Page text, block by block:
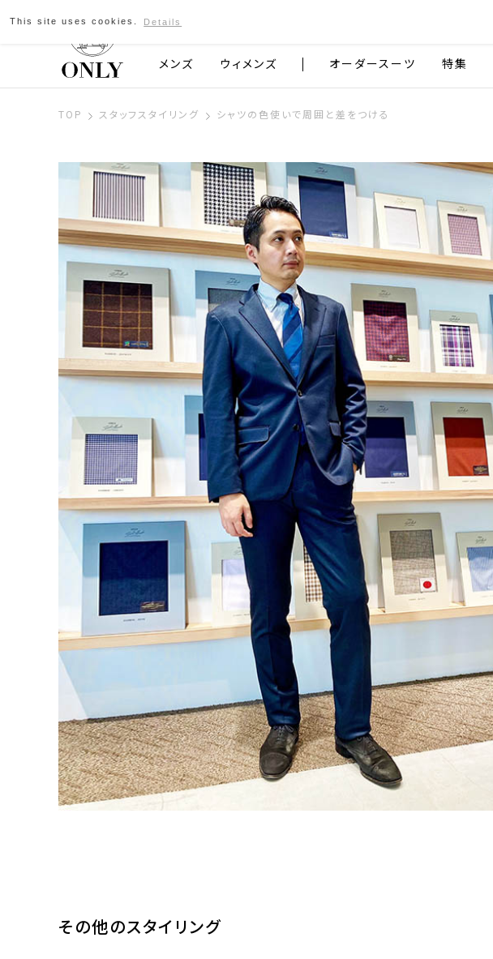
京都発のスーツブランド ONLY
メンズ ウィメンズ オーダースーツ 特集
TOP スタッフスタイリング シャツの色使いで周囲と差をつける
その他のスタイリング
This site uses cookies. Details